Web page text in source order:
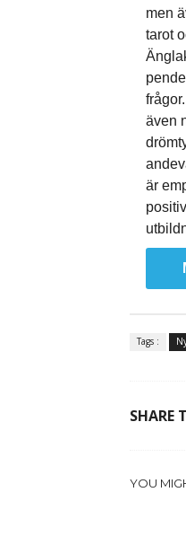
men
tarot
även
är
Tags :
SHARE
YOU